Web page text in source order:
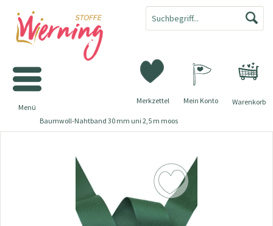
Warenkorb
Merkzettel Mein Konto
Menü
Baumwoll-Nahtband 30 mm uni 2,5 m moos